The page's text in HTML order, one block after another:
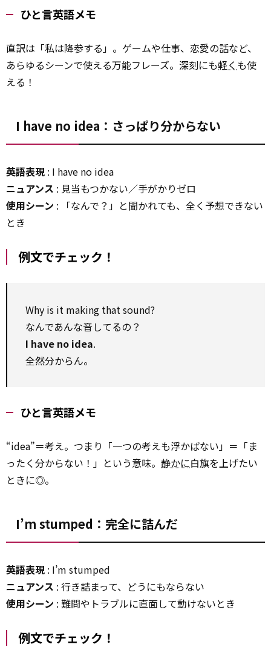
ひと言英語メモ
直訳は「私は降参する」。ゲームや仕事、恋愛の話など、
あらゆるシーンで使える万能フレーズ。深刻にも軽く も使
える！
I have no idea：さっぱり分からない
英語表現 : I have no idea
ニュアンス : 見当もつかない／手がかりゼロ
使用シーン : 「なんで？」と聞かれても、全く予想できない
とき
例文でチェック！
Why is it making that sound?
なんであんな音してるの？
I have no idea.
全然分からん。
ひと言英語メモ
“idea”＝考え。つまり「一つの考えも浮かばない」＝「ま
ったく分からない！」という意味。 静かに白旗を上げたい
ときに◎。
I’m stumped：完全に詰んだ
英語表現 : I’m stumped
ニュアンス : 行き詰まって、どうにもならない
使用シーン : 難問やトラブルに直面して動けないとき
例文でチェック！